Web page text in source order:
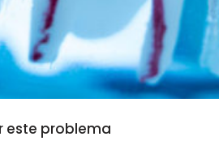
este problema